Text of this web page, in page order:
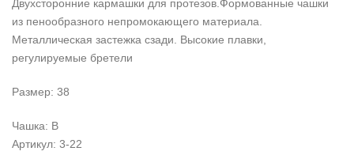
Двухсторонние кармашки для протезов.Формованные чашки
из пенообразного непромокающего материала.
Металлическая застежка сзади. Высокие плавки,
регулируемые бретели
Размер: 38
Чашка: B
Артикул: 3-22